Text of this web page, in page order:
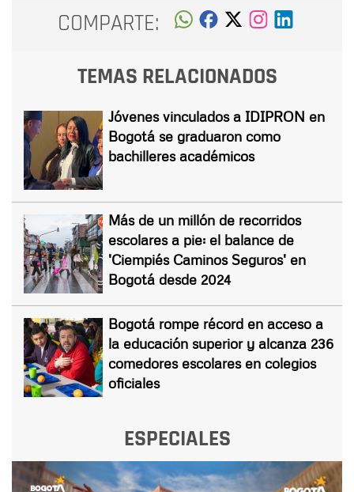
COMPARTE:
TEMAS RELACIONADOS
Jóvenes vinculados a IDIPRON en
Bogotá se graduaron como
bachilleres académicos
Más de un millón de recorridos
escolares a pie: el balance de
'Ciempiés Caminos Seguros' en
Bogotá desde 2024
Bogotá rompe récord en acceso a
la educación superior y alcanza 236
comedores escolares en colegios
oficiales
ESPECIALES